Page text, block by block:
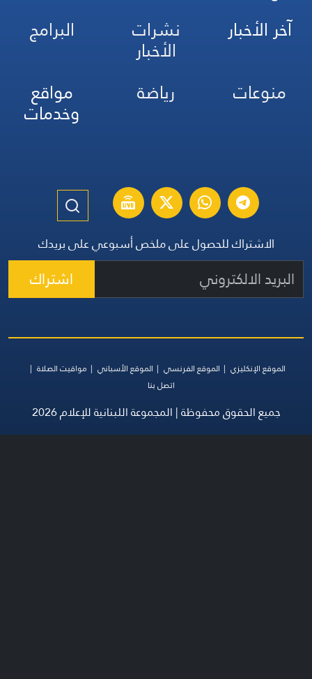
آخر الأخبار نشرات
الأخبار
البرامج
منوعات
رياضة مواقع
وخدمات
الاشتراك للحصول على ملخص أسبوعي على بريدك
اشتراك
الموقع الإنكليزي الموقع الفرنسي الموقع الأسباني
مواقيت الصلاة
اتصل بنا
جميع الحقوق محفوظة | المجموعة اللبنانية للإعلام 2026